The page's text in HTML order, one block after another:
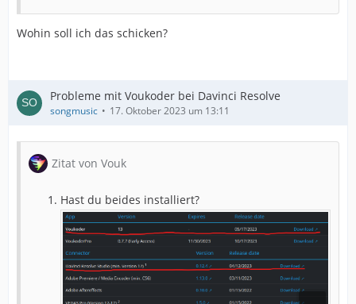
Wohin soll ich das schicken?
Probleme mit Voukoder bei Davinci Resolve
songmusic 17. Oktober 2023 um 13:11
Zitat von Vouk
Hast du beides installiert?